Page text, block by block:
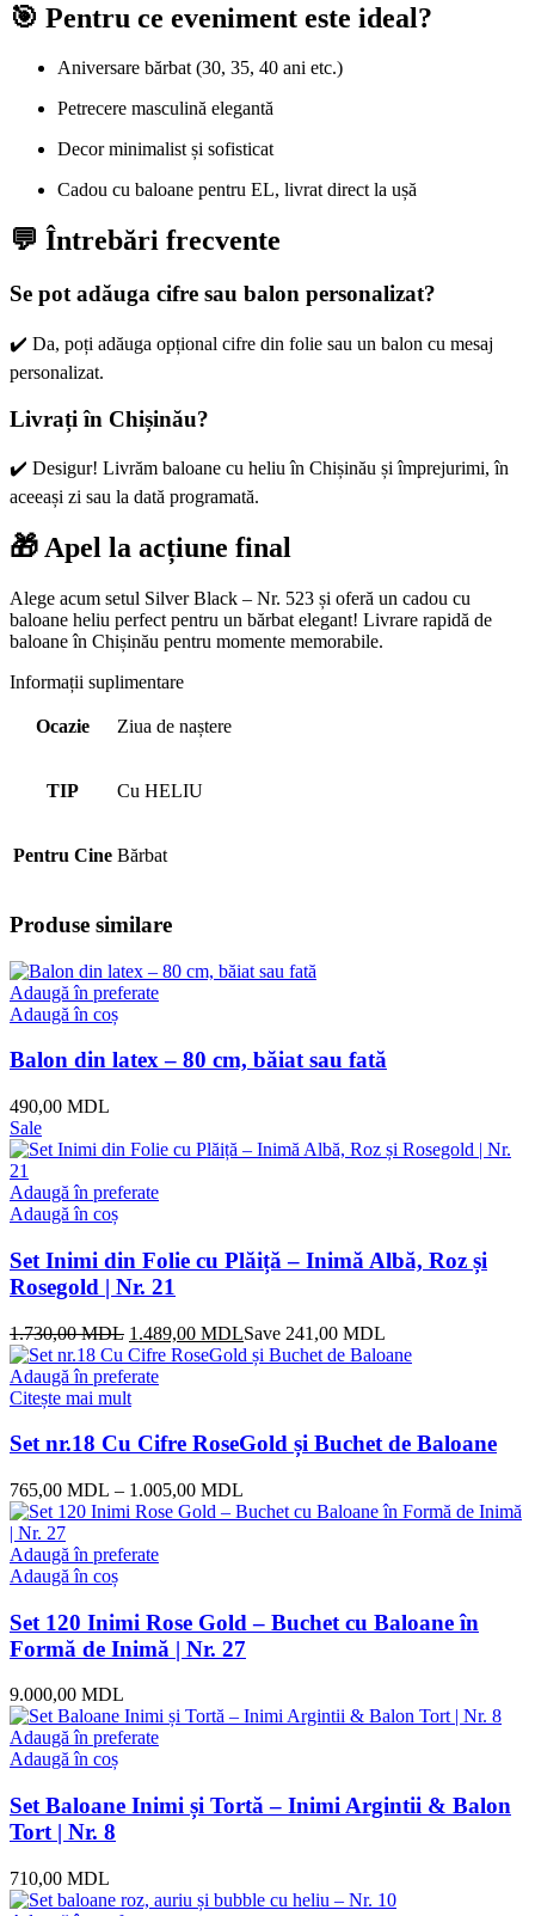
🎯 Pentru ce eveniment este ideal?
Aniversare bărbat (30, 35, 40 ani etc.)
Petrecere masculină elegantă
Decor minimalist și sofisticat
Cadou cu baloane pentru EL, livrat direct la ușă
💬 Întrebări frecvente
Se pot adăuga cifre sau balon personalizat?
✔️ Da, poți adăuga opțional cifre din folie sau un balon cu mesaj
personalizat.
Livrați în Chișinău?
✔️ Desigur! Livrăm baloane cu heliu în Chișinău și împrejurimi, în
aceeași zi sau la dată programată.
🎁 Apel la acțiune final
Alege acum setul Silver Black – Nr. 523 și oferă un cadou cu
baloane heliu perfect pentru un bărbat elegant! Livrare rapidă de
baloane în Chișinău pentru momente memorabile.
Informații suplimentare
Ocazie Ziua de naștere
TIP Cu HELIU
Pentru Cine Bărbat
Produse similare
Adaugă în preferate
Adaugă în coș
Balon din latex – 80 cm, băiat sau fată
490,00 MDL
Sale
Adaugă în preferate
Adaugă în coș
Set Inimi din Folie cu Plăiță – Inimă Albă, Roz și
Rosegold | Nr. 21
1.730,00MDL Prețul
inițial
a
fost:
1.489,00 MDLPrețul
curent
Save 241,00 MDL
Adaugă în preferate
Citește mai mult
Set nr.18 Cu Cifre RoseGold și Buchet de Baloane
765,00 MDL – 1.005,00 MDL
Adaugă în preferate
Adaugă în coș
Set 120 Inimi Rose Gold – Buchet cu Baloane în
Formă de Inimă | Nr. 27
9.000,00 MDL
Adaugă în preferate
Adaugă în coș
Set Baloane Inimi și Tortă – Inimi Argintii & Balon
Tort | Nr. 8
710,00 MDL